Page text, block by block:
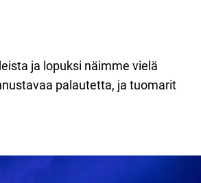
ja lopuksi näimme vielä
palautetta, ja tuomarit